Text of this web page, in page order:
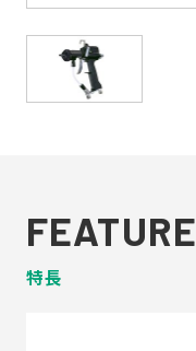
FEATURE
特長